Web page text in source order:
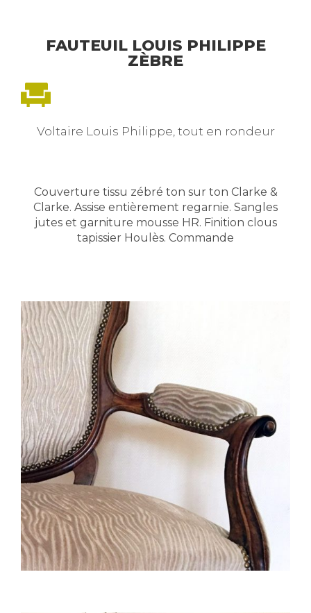
FAUTEUIL LOUIS PHILIPPE
ZÈBRE
Voltaire Louis Philippe, tout en rondeur
Couverture tissu zébré ton sur ton Clarke &
Clarke. Assise entièrement regarnie. Sangles
jutes et garniture mousse HR. Finition clous
tapissier Houlès. Commande